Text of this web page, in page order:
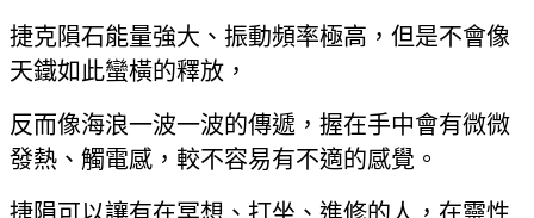
捷克隕石能量強大、振動頻率極高，但是不會像
天鐵如此蠻橫的釋放，
反而像海浪一波一波的傳遞，握在手中會有微微
發熱、觸電感，較不容易有不適的感覺。